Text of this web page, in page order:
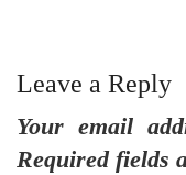
Leave a Reply
Your email
Required fields